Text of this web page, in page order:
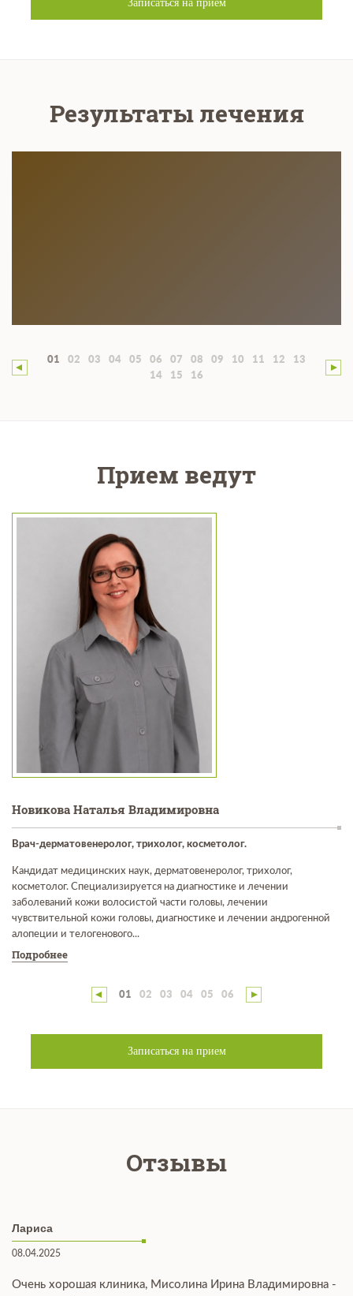
Записаться на прием
Результаты лечения
01 02 03 04 05 06 07 08 09 10 11 12
13
14
15 16
Прием ведут
Новикова Наталья Владимировна
Врач-дерматовенеролог, трихолог, косметолог.
Кандидат медицинских наук, дерматовенеролог, трихолог,
косметолог. Специализируется на диагностике и лечении
заболеваний кожи волосистой части головы, лечении
чувствительной кожи головы, диагностике и лечении андрогенной
алопеции и телогенового...
Подробнее
01 02 03 04 05 06
Записаться на прием
Отзывы
Лариса
08.04.2025
Очень хорошая клиника, Мисолина Ирина Владимировна -